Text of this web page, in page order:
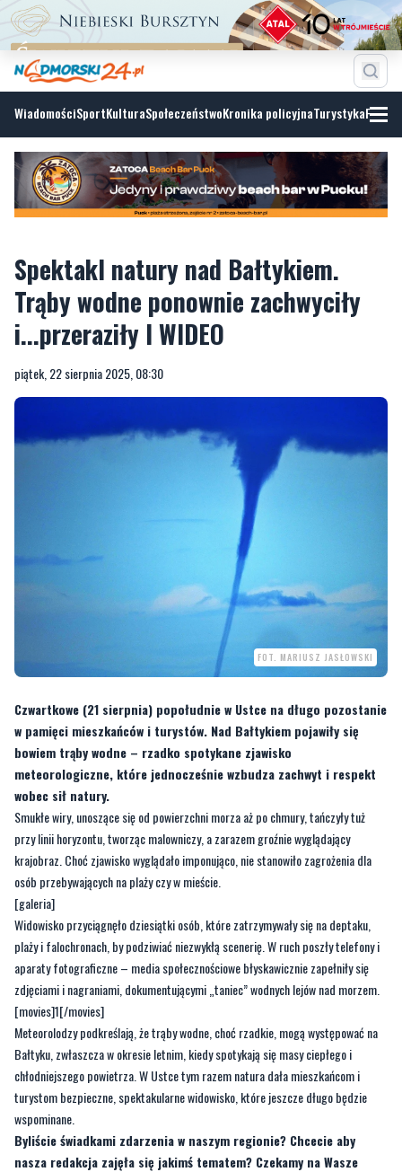
WiadomościSportKulturaSpołeczeństwoKronika policyjnaTurystyka
Spektakl natury nad Bałtykiem.
Trąby wodne ponownie zachwyciły
i...przeraziły I WIDEO
piątek, 22 sierpnia 2025, 08:30
FOT. MARIUSZ JASŁOWSKI
Czwartkowe (21 sierpnia) popołudnie w Ustce na długo pozostanie
w pamięci mieszkańców i turystów. Nad Bałtykiem pojawiły się
bowiem trąby wodne – rzadko spotykane zjawisko
meteorologiczne, które jednocześnie wzbudza zachwyt i respekt
wobec sił natury.
Smukłe wiry, unoszące się od powierzchni morza aż po chmury, tańczyły tuż
przy linii horyzontu, tworząc malowniczy, a zarazem groźnie wyglądający
krajobraz. Choć zjawisko wyglądało imponująco, nie stanowiło zagrożenia dla
osób przebywających na plaży czy w mieście.
[galeria]
Widowisko przyciągnęło dziesiątki osób, które zatrzymywały się na deptaku,
plaży i falochronach, by podziwiać niezwykłą scenerię. W ruch poszły telefony i
aparaty fotograficzne – media społecznościowe błyskawicznie zapełniły się
zdjęciami i nagraniami, dokumentującymi „taniec” wodnych lejów nad morzem.
[movies]1[/movies]
Meteorolodzy podkreślają, że trąby wodne, choć rzadkie, mogą występować na
Bałtyku, zwłaszcza w okresie letnim, kiedy spotykają się masy ciepłego i
chłodniejszego powietrza. W Ustce tym razem natura dała mieszkańcom i
turystom bezpieczne, spektakularne widowisko, które jeszcze długo będzie
wspominane.
Byliście świadkami zdarzenia w naszym regionie? Chcecie aby
nasza redakcja zajęła się jakimś tematem? Czekamy na Wasze